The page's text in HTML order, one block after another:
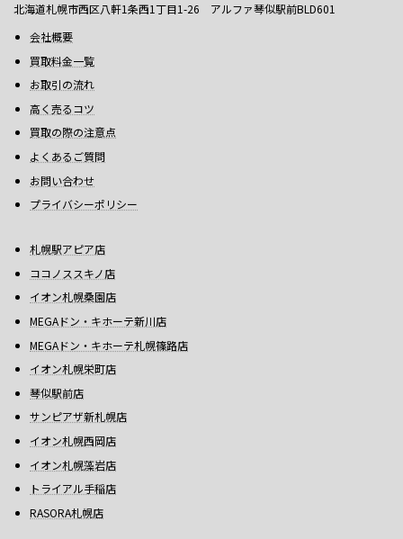
北海道札幌市西区八軒1条西1丁目1-26 アルファ琴似駅前BLD601
会社概要
買取料金一覧
お取引の流れ
高く売るコツ
買取の際の注意点
よくあるご質問
お問い合わせ
プライバシーポリシー
札幌駅アピア店
ココノススキノ店
イオン札幌桑園店
MEGAドン・キホーテ新川店
MEGAドン・キホーテ札幌篠路店
イオン札幌栄町店
琴似駅前店
サンピアザ新札幌店
イオン札幌西岡店
イオン札幌藻岩店
トライアル手稲店
RASORA札幌店